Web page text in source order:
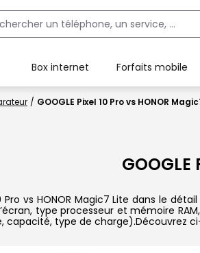
Box internet Forfaits mobile
GOOGLE Pixel 10 Pro vs HONOR
GOOGLE
Pro vs HONOR Magic7 Lite dans le
type processeur et mémoire
type de charge).Découvrez